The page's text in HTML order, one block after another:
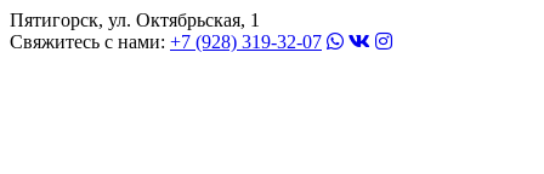
Пятигорск, ул. Октябрьская, 1
Свяжитесь с нами: +7 (928) 319-32-07